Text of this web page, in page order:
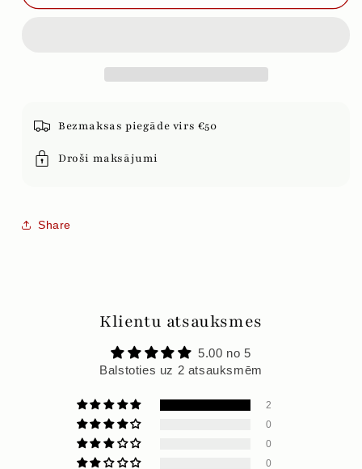
Bezmaksas piegāde virs €50
Droši maksājumi
Share
Klientu atsauksmes
5.00 no 5
Balstoties uz 2 atsauksmēm
2
0
0
0